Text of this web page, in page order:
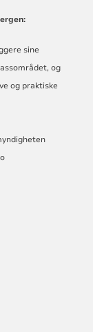
sine
og
og praktiske